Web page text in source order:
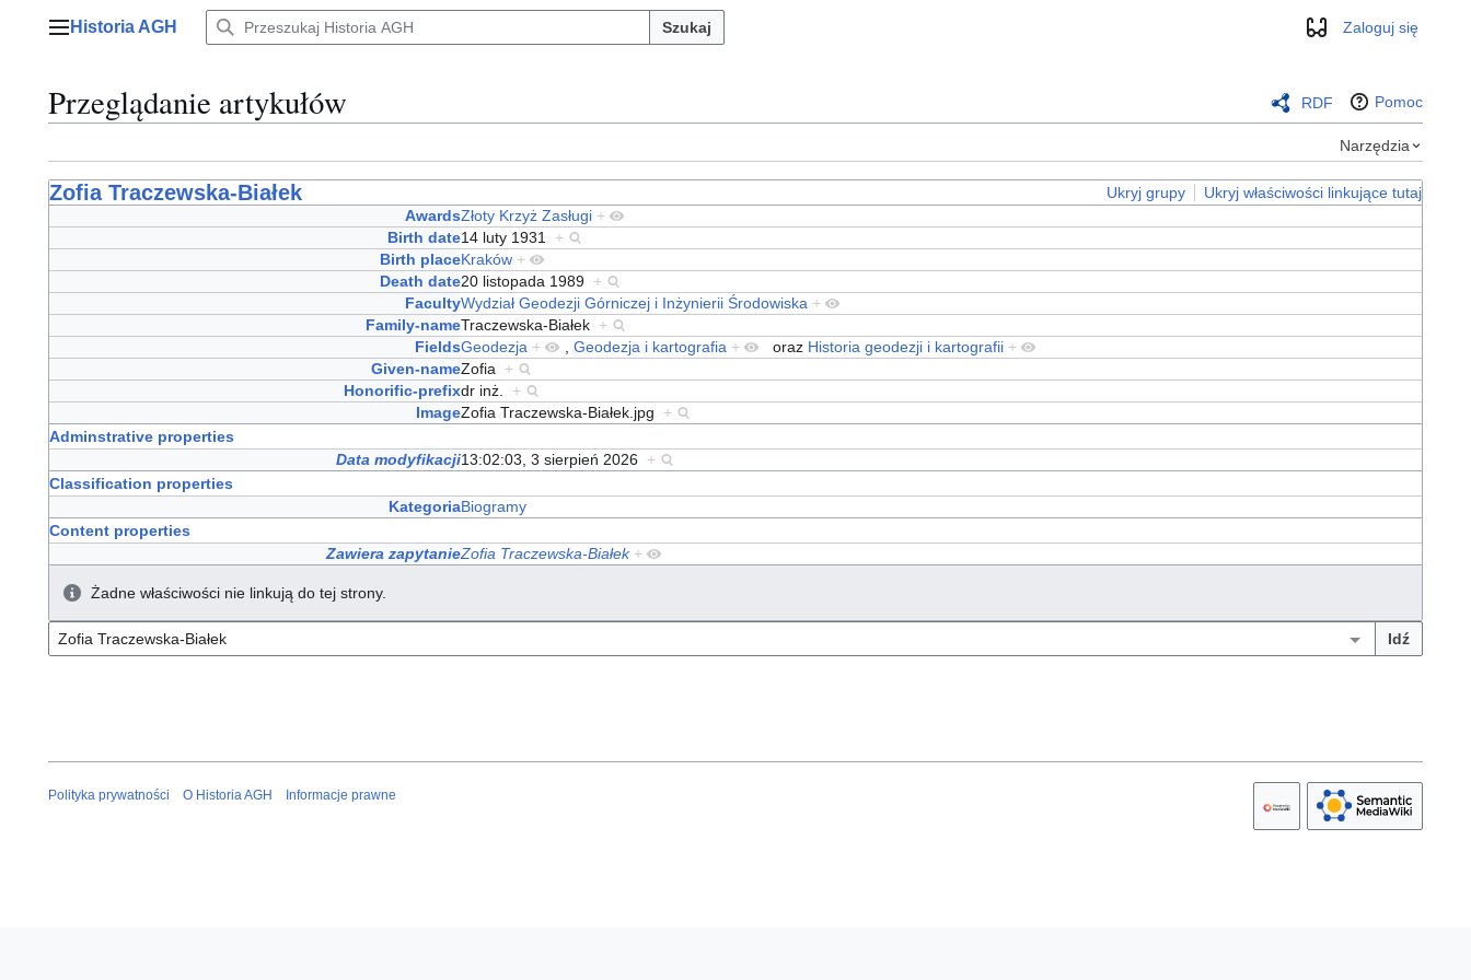
Menu główne
Historia AGH Szukaj WyglądZaloguj się
Przeglądanie artykułów RDF Pomoc
Narzędzia
Zofia Traczewska-Białek Ukryj grupy
Ukryj właściwości linkujące tutaj
AwardsZłoty Krzyż Zasługi +
Birth date14 luty 1931 +
Birth placeKraków +
Death date20 listopada 1989 +
FacultyWydział Geodezji Górniczej i Inżynierii Środowiska +
Family-nameTraczewska-Białek +
FieldsGeodezja + ,Geodezja i kartografia + oraz Historia geodezji i kartografii +
Given-nameZofia +
Honorific-prefixdr inż. +
ImageZofia Traczewska-Białek.jpg +
Adminstrative properties
Data modyfikacji13:02:03, 3 sierpień 2026
+
Classification properties
KategoriaBiogramy
Content properties
Zawiera zapytanieZofia Traczewska-Białek +
Żadne właściwości nie linkują do tej strony.
Polityka prywatności O Historia AGH Informacje prawne